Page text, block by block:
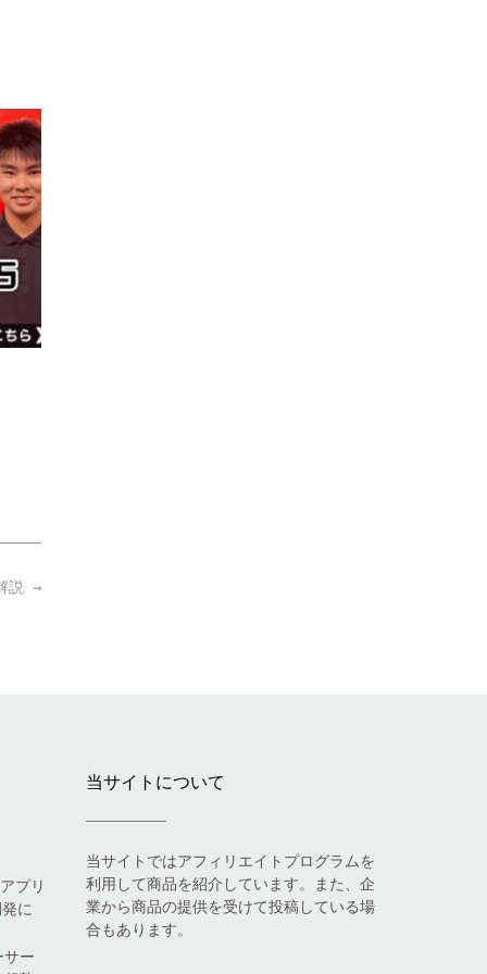
説→
プリ
に
サー
当サイトについて
当サイトではアフィリエイトプログラムを
利用して商品を紹介しています。また、企
業から商品の提供を受けて投稿している場
合もあります。